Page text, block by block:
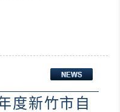
度新竹市自